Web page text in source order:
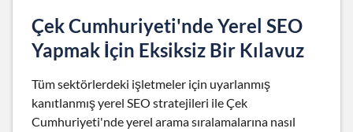
Çek Cumhuriyeti'nde Yerel SEO
Yapmak İçin Eksiksiz Bir Kılavuz
Tüm sektörlerdeki işletmeler için uyarlanmış
kanıtlanmış yerel SEO stratejileri ile Çek
Cumhuriyeti'nde yerel arama sıralamalarına nasıl